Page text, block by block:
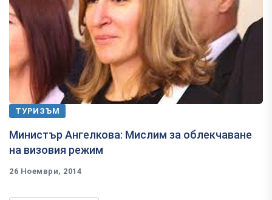
ТУРИЗЪМ
Министър Ангелкова: Мислим за облекчаване
на визовия режим
26 Ноември, 2014